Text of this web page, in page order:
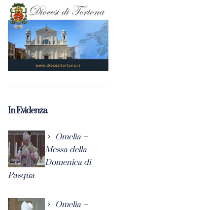
In Evidenza
Omelia –
Messa della
Domenica di
Pasqua
Omelia –